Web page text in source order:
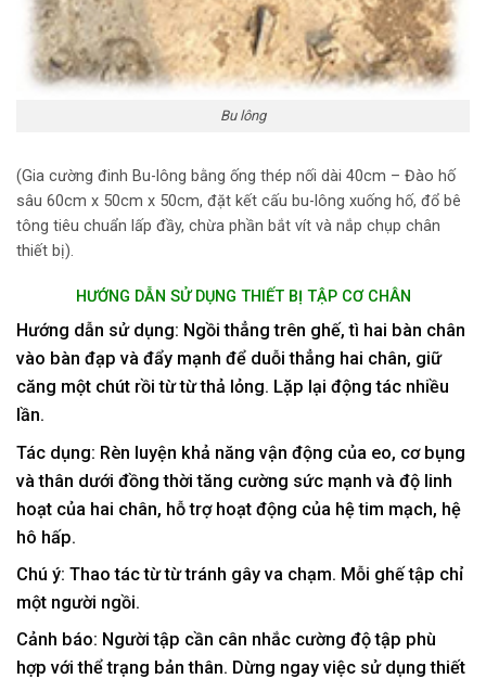
Bu lông
(Gia cường đinh Bu-lông bằng ống thép nối dài 40cm – Đào hố
sâu 60cm x 50cm x 50cm, đặt kết cấu bu-lông xuống hố, đổ bê
tông tiêu chuẩn lấp đầy, chừa phần bắt vít và nắp chụp chân
thiết bị).
HƯỚNG DẪN SỬ DỤNG THIẾT BỊ TẬP CƠ CHÂN
Hướng dẫn sử dụng: Ngồi thẳng trên ghế, tì hai bàn chân
vào bàn đạp và đẩy mạnh để duỗi thẳng hai chân, giữ
căng một chút rồi từ từ thả lỏng. Lặp lại động tác nhiều
lần.
Tác dụng: Rèn luyện khả năng vận động của eo, cơ bụng
và thân dưới đồng thời tăng cường sức mạnh và độ linh
hoạt của hai chân, hỗ trợ hoạt động của hệ tim mạch, hệ
hô hấp.
Chú ý: Thao tác từ từ tránh gây va chạm. Mỗi ghế tập chỉ
một người ngồi.
Cảnh báo: Người tập cần cân nhắc cường độ tập phù
hợp với thể trạng bản thân. Dừng ngay việc sử dụng thiết